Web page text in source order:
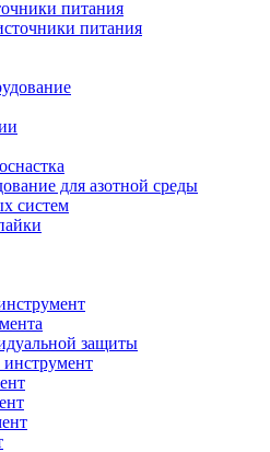
питания
питания
для азотной среды
систем
защиты